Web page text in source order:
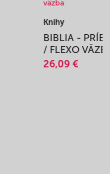
Knihy
BIBLIA -
/ FLEXO
26,09 €